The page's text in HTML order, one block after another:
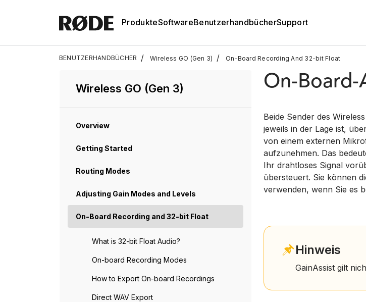
ProdukteSoftwareBenutzerhandbücherSupport
BENUTZERHANDBÜCHER / Wireless GO (Gen 3) / On-Board Recording And 32-bit Float
Wireless GO (Gen 3)
Overview
Getting Started
Routing Modes
Adjusting Gain Modes and Levels
On-Board Recording and 32-bit Float
What is 32-bit Float Audio?
On-board Recording Modes
How to Export On-board Recordings
Direct WAV Export
On-
Beide Sender des
jeweils in der Lage ist,
von einem externen
aufzunehmen. Das
Ihr drahtloses Signal
übersteuert. Sie können
verwenden, wenn Sie es
Hinweis
GainAssist gilt